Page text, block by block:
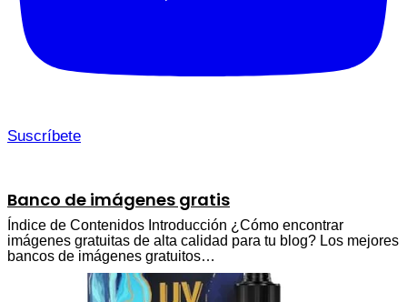
Suscríbete
Banco de imágenes gratis
Índice de Contenidos Introducción ¿Cómo encontrar
imágenes gratuitas de alta calidad para tu blog? Los mejores
bancos de imágenes gratuitos…